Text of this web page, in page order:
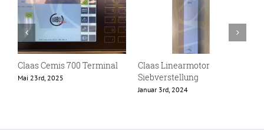
Claas Cemis 700 Terminal
Mai 23rd, 2025
Claas Linearmotor
Siebverstellung
Januar 3rd, 2024